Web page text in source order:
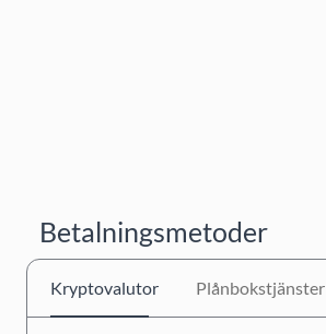
Betalningsmetoder
Kryptovalutor Plånbokstjänster